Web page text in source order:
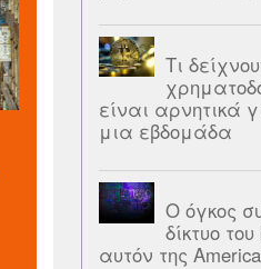
Τι
είναι αρνητικά
μια εβδομάδα
Ο όγκος
δίκτυο
αυτόν της